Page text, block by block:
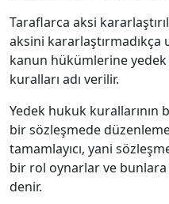
Taraflarca aksi
aksini kararlaştırmadıkça
kanun hükümlerine
kuralları adı verilir.
Yedek hukuk kurallarının
bir sözleşmede
tamamlayıcı, yani
bir rol oynarlar ve bunlara
denir.